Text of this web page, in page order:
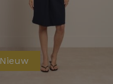
Nieuw